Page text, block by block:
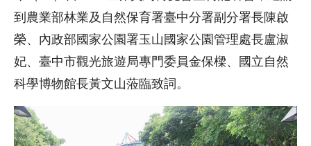
到農業部林業及自然保育署臺中分署副分署長陳啟
榮、內政部國家公園署玉山國家公園管理處長盧淑
妃、臺中市觀光旅遊局專門委員金保樑、國立自然
科學博物館長黃文山蒞臨致詞。